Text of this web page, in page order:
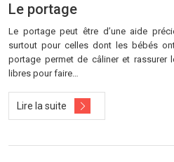
Le portage
Le portage peut être d’une aide
surtout pour celles dont les bébés
portage permet de câliner et rassurer
libres pour faire…
Lire la suite